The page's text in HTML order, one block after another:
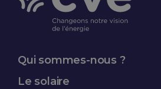
Qui sommes-nous ?
Le solaire